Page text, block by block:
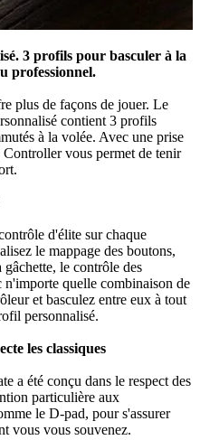
3 profils pour basculer à la
professionnel.
plus de façons de jouer. Le
contient 3 profils
à la volée. Avec une prise
vous permet de tenir
d'élite sur chaque
le mappage des boutons,
le contrôle des
n'importe quelle combinaison de
et basculez entre eux à tout
personnalisé.
les classiques
a été conçu dans le respect des
particulière aux
le D-pad, pour s'assurer
vous vous souvenez.